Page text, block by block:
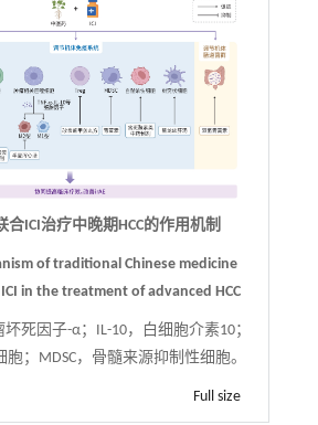
合ICI治疗中晚期HCC的作用机制
of traditional Chinese medicine
in the treatment of advanced HCC
坏死因子-α；IL-10，白细胞介素10；
胞；MDSC，骨髓来源抑制性细胞。
Full size